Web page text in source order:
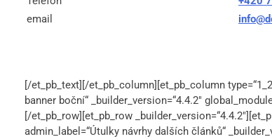
email
[/et_pb_text][/et_pb_column][et_pb_column
banner boční“ _builder_version=“4.4.2″
[/et_pb_row][et_pb_row
admin_label=“Útulky návrhy dalších článků“